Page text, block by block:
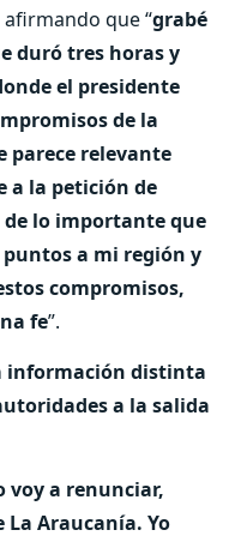
que “grabé
duró tres horas y
el presidente
de la
parece relevante
a la petición de
de lo importante que
a mi región y
compromisos,
fe”.
información distinta
a la salida
voy a renunciar,
La Araucanía. Yo